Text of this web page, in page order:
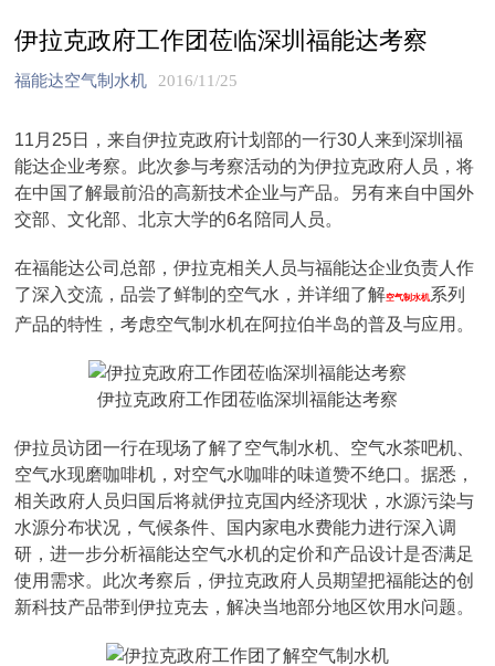
伊拉克政府工作团莅临深圳福能达考察
福能达空气制水机 2016/11/25
11月25日，来自伊拉克政府计划部的一行30人来到深圳福
能达企业考察。此次参与考察活动的为伊拉克政府人员，将
在中国了解最前沿的高新技术企业与产品。另有来自中国外
交部、文化部、北京大学的6名陪同人员。
在福能达公司总部，伊拉克相关人员与福能达企业负责人作
了深入交流，品尝了鲜制的空气水，并详细了解空气制水机系列
产品的特性，考虑空气制水机在阿拉伯半岛的普及与应用。
伊拉克政府工作团莅临深圳福能达考察
伊拉员访团一行在现场了解了空气制水机、空气水茶吧机、
空气水现磨咖啡机，对空气水咖啡的味道赞不绝口。据悉，
相关政府人员归国后将就伊拉克国内经济现状，水源污染与
水源分布状况，气候条件、国内家电水费能力进行深入调
研，进一步分析福能达空气水机的定价和产品设计是否满足
使用需求。此次考察后，伊拉克政府人员期望把福能达的创
新科技产品带到伊拉克去，解决当地部分地区饮用水问题。